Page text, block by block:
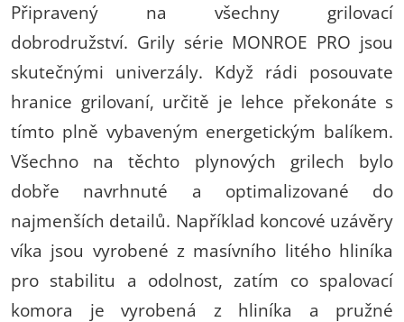
Připravený na všechny grilovací
dobrodružství. Grily série MONROE PRO jsou
skutečnými univerzály. Když rádi posouvate
hranice grilovaní, určitě je lehce překonáte s
tímto plně vybaveným energetickým balíkem.
Všechno na těchto plynových grilech bylo
dobře navrhnuté a optimalizované do
najmenších detailů. Například koncové uzávěry
víka jsou vyrobené z masívního litého hliníka
pro stabilitu a odolnost, zatím co spalovací
komora je vyrobená z hliníka a pružné